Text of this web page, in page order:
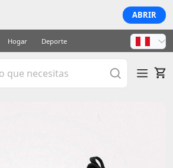
ABRIR
Hogar Deporte